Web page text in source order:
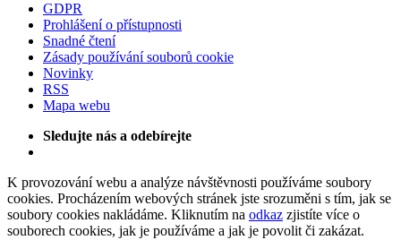
GDPR
Prohlášení o přístupnosti
Snadné čtení
Zásady používání souborů cookie
Novinky
RSS
Mapa webu
Sledujte nás a odebírejte
K provozování webu a analýze návštěvnosti používáme soubory
cookies. Procházením webových stránek jste srozuměni s tím, jak se
soubory cookies nakládáme. Kliknutím na odkaz zjistíte více o
souborech cookies, jak je používáme a jak je povolit či zakázat.